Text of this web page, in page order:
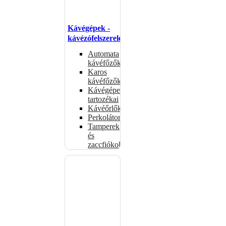
Kávégépek -
kávézófelszerelés
Automata
kávéfőzők
Karos
kávéfőzők
Kávégépek
tartozékai
Kávéőrlők
Perkolátorok
Tamperek
és
zaccfiókok